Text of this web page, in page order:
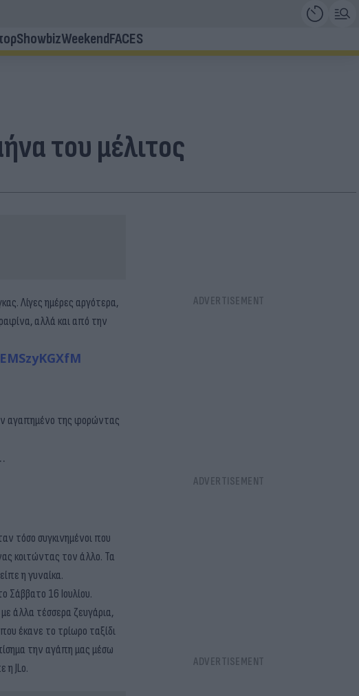
ShowbizWeekendFACES
του μέλιτος
Λίγες ημέρες αργότερα,
αλλά και από την
αγαπημένο της φορώντας
τόσο συγκινημένοι που
κοιτώντας τον άλλο. Τα
η γυναίκα.
Σάββατο 16 Ιουλίου.
άλλα τέσσερα ζευγάρια,
έκανε το τρίωρο ταξίδι
την αγάπη μας μέσω
η JLo.